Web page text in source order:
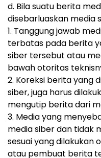
d. Bila suatu berita
disebarluaskan media
1. Tanggung jawab
terbatas pada berita
siber tersebut atau
bawah otoritas
2. Koreksi berita yang
siber, juga harus
mengutip berita dari
3. Media yang
media siber dan tidak
sesuai yang dilakukan
atau pembuat berita